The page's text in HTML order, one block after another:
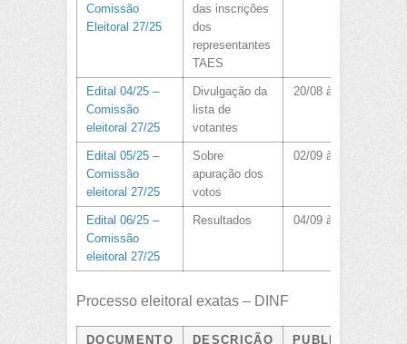
Comissão
Eleitoral 27/25
das inscrições
dos
representantes
TAES
Edital 04/25 –
Comissão
eleitoral 27/25
Divulgação da
lista de
votantes
20/08 às 17:30
Edital 05/25 –
Comissão
eleitoral 27/25
Sobre
apuração dos
votos
02/09 às 09:15
Edital 06/25 –
Comissão
eleitoral 27/25
Resultados 04/09 às 16:50
Processo eleitoral exatas – DINF
DOCUMENTO DESCRIÇÃO
PUBLICADO